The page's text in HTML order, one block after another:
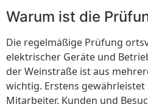
Warum ist die
Die regelmäßige Prüfung
elektrischer Geräte und
der Weinstraße ist aus
wichtig. Erstens gewährleistet
Mitarbeiter, Kunden und